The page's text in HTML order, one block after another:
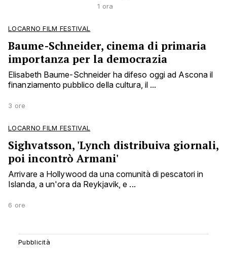
1 ora
LOCARNO FILM FESTIVAL
Baume-Schneider, cinema di primaria
importanza per la democrazia
Elisabeth Baume-Schneider ha difeso oggi ad Ascona il
finanziamento pubblico della cultura, il ...
3 ore
LOCARNO FILM FESTIVAL
Sighvatsson, 'Lynch distribuiva giornali,
poi incontrò Armani'
Arrivare a Hollywood da una comunità di pescatori in
Islanda, a un'ora da Reykjavik, e ...
6 ore